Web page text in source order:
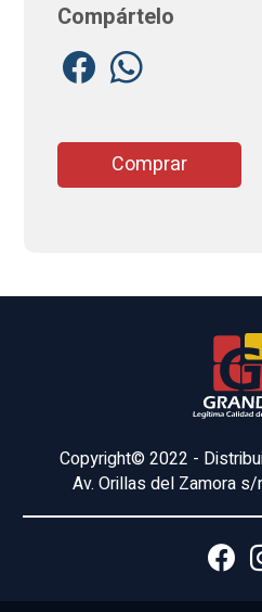
Compártelo
Comprar
Copyright© 2022 -
Av. Orillas del Zamora